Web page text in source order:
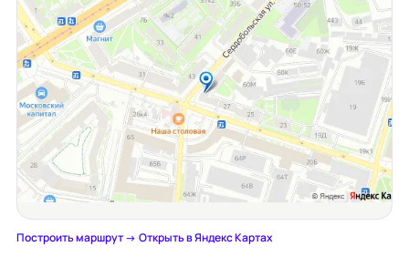
Построить маршрут →·Открыть в Яндекс Картах